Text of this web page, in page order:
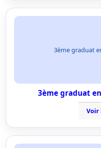
3ème graduat
3ème graduat
Voir